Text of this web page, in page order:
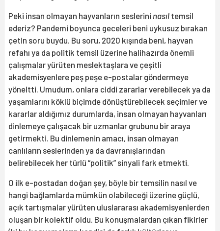
Peki insan olmayan hayvanların seslerini nasıl temsil
ederiz? Pandemi boyunca geceleri beni uykusuz bırakan
çetin soru buydu. Bu soru, 2020 kışında beni, hayvan
refahı ya da politik temsil üzerine halihazırda önemli
çalışmalar yürüten meslektaşlara ve çeşitli
akademisyenlere peş peşe e-postalar göndermeye
yöneltti. Umudum, onlara ciddi zararlar verebilecek ya da
yaşamlarını köklü biçimde dönüştürebilecek seçimler ve
kararlar aldığımız durumlarda, insan olmayan hayvanları
dinlemeye çalışacak bir uzmanlar grubunu bir araya
getirmekti. Bu dinlemenin amacı, insan olmayan
canlıların seslerinden ya da davranışlarından
belirebilecek her türlü “politik” sinyali fark etmekti.
O ilk e-postadan doğan şey, böyle bir temsilin nasıl ve
hangi bağlamlarda mümkün olabileceği üzerine güçlü,
açık tartışmalar yürüten uluslararası akademisyenlerden
oluşan bir kolektif oldu. Bu konuşmalardan çıkan fikirler